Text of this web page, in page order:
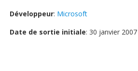
Développeur: Microsoft
Date de sortie initiale: 30 janvier 2007